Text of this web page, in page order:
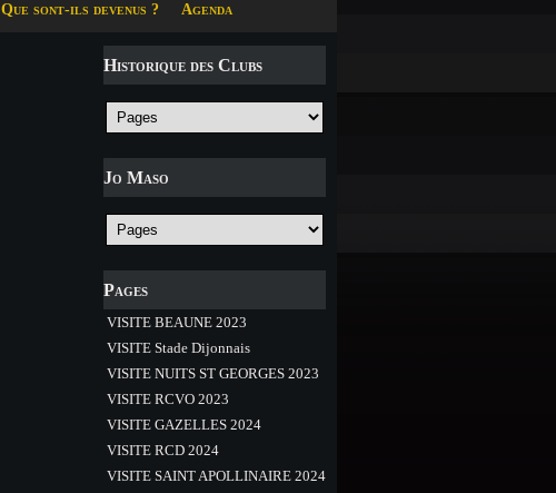
Que sont-ils devenus ? Agenda
Historique des Clubs
Jo Maso
Pages
VISITE BEAUNE 2023
VISITE Stade Dijonnais
VISITE NUITS ST GEORGES 2023
VISITE RCVO 2023
VISITE GAZELLES 2024
VISITE RCD 2024
VISITE SAINT APOLLINAIRE 2024